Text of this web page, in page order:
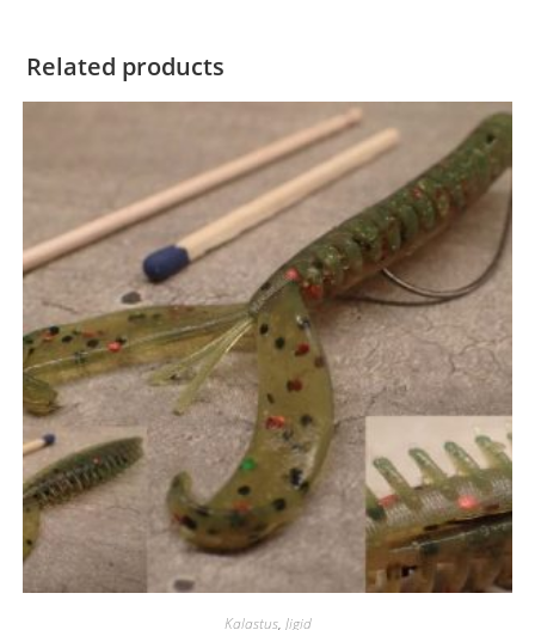
Related products
Kalastus, Jigid